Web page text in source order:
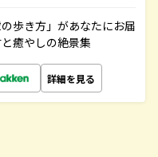
歩き方」があなたにお届
癒やしの絶景集
詳細を見る